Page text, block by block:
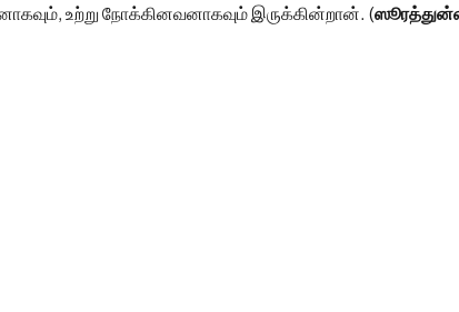
உற்று நோக்கினவனாகவும் இருக்கின்றான். (